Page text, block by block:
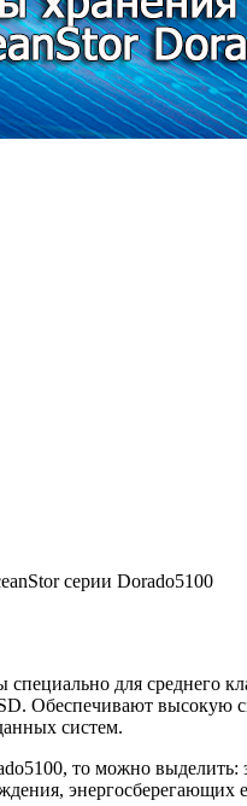
серии Dorado5100
для среднего
Обеспечивают
систем.
то можно